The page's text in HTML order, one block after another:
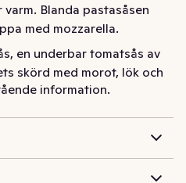
Blanda pastasåsen
med mozzarella.
en underbar tomatsås av
skörd med morot, lök och
Blanda pastasåsen
information.